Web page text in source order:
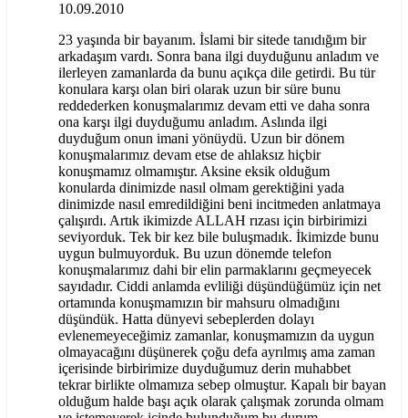
10.09.2010
23 yaşında bir bayanım. İslami bir sitede tanıdığım bir
arkadaşım vardı. Sonra bana ilgi duyduğunu anladım ve
ilerleyen zamanlarda da bunu açıkça dile getirdi. Bu tür
konulara karşı olan biri olarak uzun bir süre bunu
reddederken konuşmalarımız devam etti ve daha sonra
ona karşı ilgi duyduğumu anladım. Aslında ilgi
duyduğum onun imani yönüydü. Uzun bir dönem
konuşmalarımız devam etse de ahlaksız hiçbir
konuşmamız olmamıştır. Aksine eksik olduğum
konularda dinimizde nasıl olmam gerektiğini yada
dinimizde nasıl emredildiğini beni incitmeden anlatmaya
çalışırdı. Artık ikimizde ALLAH rızası için birbirimizi
seviyorduk. Tek bir kez bile buluşmadık. İkimizde bunu
uygun bulmuyorduk. Bu uzun dönemde telefon
konuşmalarımız dahi bir elin parmaklarını geçmeyecek
sayıdadır. Ciddi anlamda evliliği düşündüğümüz için net
ortamında konuşmamızın bir mahsuru olmadığını
düşündük. Hatta dünyevi sebeplerden dolayı
evlenemeyeceğimiz zamanlar, konuşmamızın da uygun
olmayacağını düşünerek çoğu defa ayrılmış ama zaman
içerisinde birbirimize duyduğumuz derin muhabbet
tekrar birlikte olmamıza sebep olmuştur. Kapalı bir bayan
olduğum halde başı açık olarak çalışmak zorunda olmam